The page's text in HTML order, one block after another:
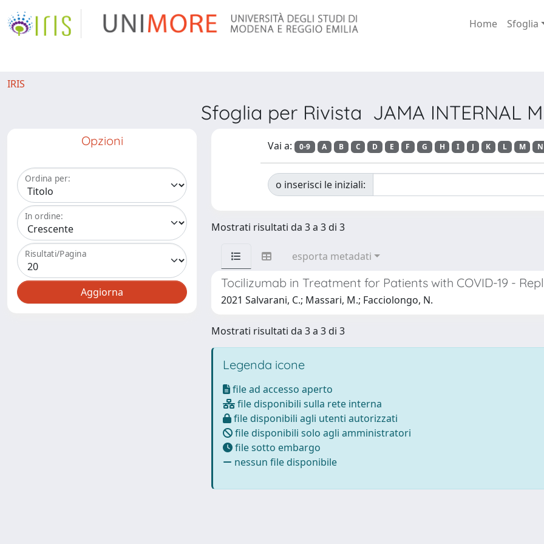
Home Sfoglia
IRIS
Sfoglia per Rivista JAMA INTERNAL
Opzioni
Ordina per:
In ordine:
Risultati/Pagina
Vai a: 0-9 A B C D E F G H I J K L M N
o inserisci le iniziali:
Mostrati risultati da 3 a 3 di 3
esporta metadati
Tocilizumab in Treatment for Patients with COVID-19 -
2021 Salvarani, C.; Massari, M.; Facciolongo, N.
Mostrati risultati da 3 a 3 di 3
Legenda icone
file ad accesso aperto
file disponibili sulla rete interna
file disponibili agli utenti autorizzati
file disponibili solo agli amministratori
file sotto embargo
nessun file disponibile